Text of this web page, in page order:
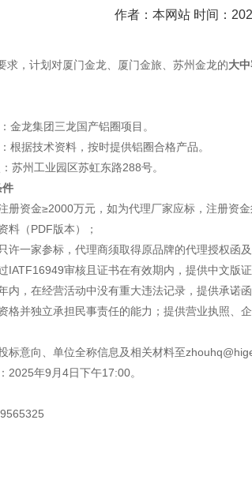
校车
销售网点
大中巴经销商
作者：本网站 时间：
求，计划对厦门金龙、厦门金旅、苏州金龙的大
金龙集团三龙国产铝圈项目。
根据技术资料，按时提供铝圈合格产品。
苏州工业园区苏虹东路288号。
件
册资金≥2000万元，如为代理厂家应标，注册资金
料（PDF版本）；
许一家参标，代理商须取得原品牌的代理授权函
IATF16949审核且证书在有效期内，提供中文版证
内，在经营活动中没有重大违法记录，提供承诺函
格并独立承担民事责任的能力；提供营业执照、
标意向、单位全称信息及相关材料至
2025年9 月4日下午17:00。